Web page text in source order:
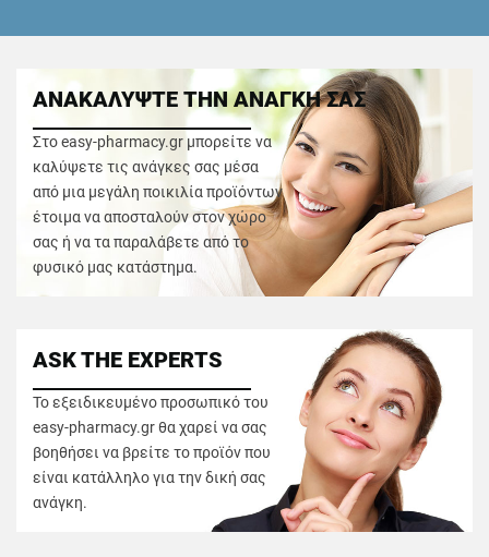
ΑΝΑΚΑΛΥΨΤΕ ΤΗΝ ΑΝΑΓΚΗ ΣΑΣ
Στο easy-pharmacy.gr μπορείτε να
καλύψετε τις ανάγκες σας μέσα
από μια μεγάλη ποικιλία προϊόντων
έτοιμα να αποσταλούν στον χώρο
σας ή να τα παραλάβετε από το
φυσικό μας κατάστημα.
ASK THE EXPERTS
Το εξειδικευμένο προσωπικό του
easy-pharmacy.gr θα χαρεί να σας
βοηθήσει να βρείτε το προϊόν που
είναι κατάλληλο για την δική σας
ανάγκη.